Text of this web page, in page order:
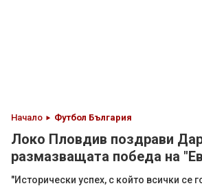
Начало Футбол България
Локо Пловдив поздрави
размазващата победа на
"Исторически успех, с който всички се